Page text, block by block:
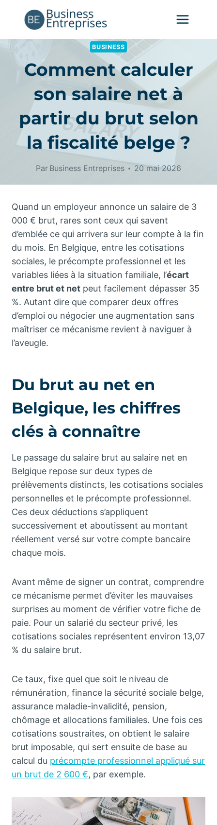
BUSINESS
Comment calculer
son salaire net à
partir du brut selon
la fiscalité belge ?
Par Business Entreprises 20 mai 2026
Quand un employeur annonce un salaire de 3
000 € brut, rares sont ceux qui savent
d’emblée ce qui arrivera sur leur compte à la fin
du mois. En Belgique, entre les cotisations
sociales, le précompte professionnel et les
variables liées à la situation familiale, l’écart
entre brut et net peut facilement dépasser 35
%. Autant dire que comparer deux offres
d’emploi ou négocier une augmentation sans
maîtriser ce mécanisme revient à naviguer à
l’aveugle.
Du brut au net en
Belgique, les chiffres
clés à connaître
Le passage du salaire brut au salaire net en
Belgique repose sur deux types de
prélèvements distincts, les cotisations sociales
personnelles et le précompte professionnel.
Ces deux déductions s’appliquent
successivement et aboutissent au montant
réellement versé sur votre compte bancaire
chaque mois.
Avant même de signer un contrat, comprendre
ce mécanisme permet d’éviter les mauvaises
surprises au moment de vérifier votre fiche de
paie. Pour un salarié du secteur privé, les
cotisations sociales représentent environ 13,07
% du salaire brut.
Ce taux, fixe quel que soit le niveau de
rémunération, finance la sécurité sociale belge,
assurance maladie-invalidité, pension,
chômage et allocations familiales. Une fois ces
cotisations soustraites, on obtient le salaire
brut imposable, qui sert ensuite de base au
calcul du précompte professionnel appliqué sur
un brut de 2 600 €, par exemple.